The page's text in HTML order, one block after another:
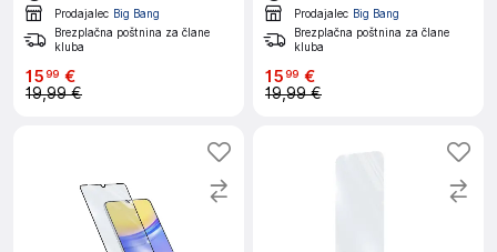
Prodajalec Big Bang
Brezplačna poštnina za člane
kluba
1599 €
19,99 €
Prodajalec Big Bang
Brezplačna poštnina za člane
kluba
1599 €
19,99 €